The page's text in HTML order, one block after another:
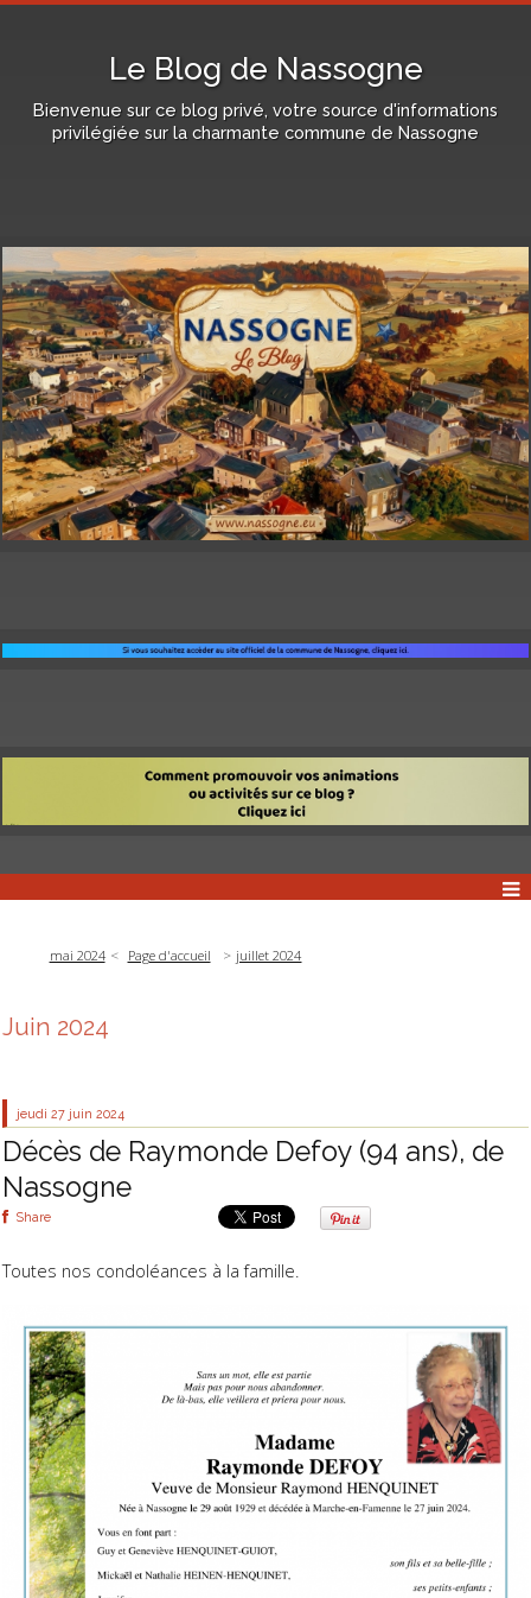
Le Blog de Nassogne
Bienvenue sur ce blog privé, votre source d'informations
privilégiée sur la charmante commune de Nassogne
mai 2024 Page d'accueil juillet 2024
Juin 2024
jeudi 27 juin 2024
Décès de Raymonde Defoy (94 ans), de
Nassogne
Share
Toutes nos condoléances à la famille.